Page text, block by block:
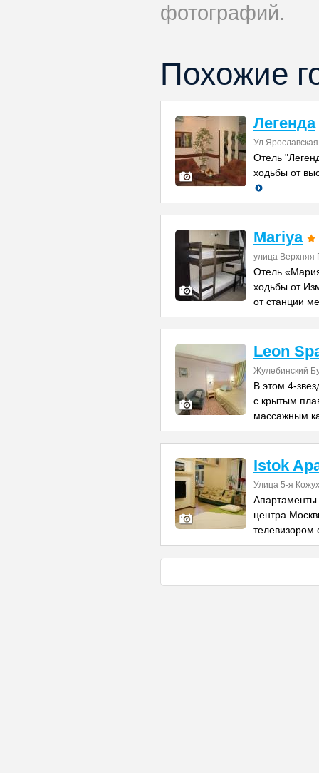
фотографий.
Похожие
Легенда
Отель
ходьбы от
Mariya
улица Верхняя
Отель
ходьбы от
от станции
Leon
Жулебинский
В этом 4-
с крытым
массажным
Istok
Улица 5-я
Апартаменты
центра
телевизором